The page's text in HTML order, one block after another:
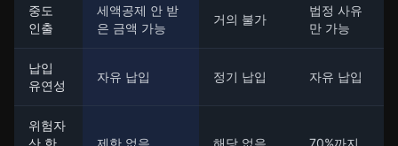
중도
인출
세액공제 안 받
은 금액 가능
거의 불가
법정 사유
만 가능
납입
유연성
자유 납입 정기 납입 자유 납입
위험자